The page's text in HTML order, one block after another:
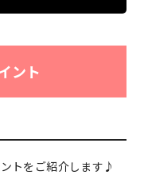
ント
トをご紹介します♪